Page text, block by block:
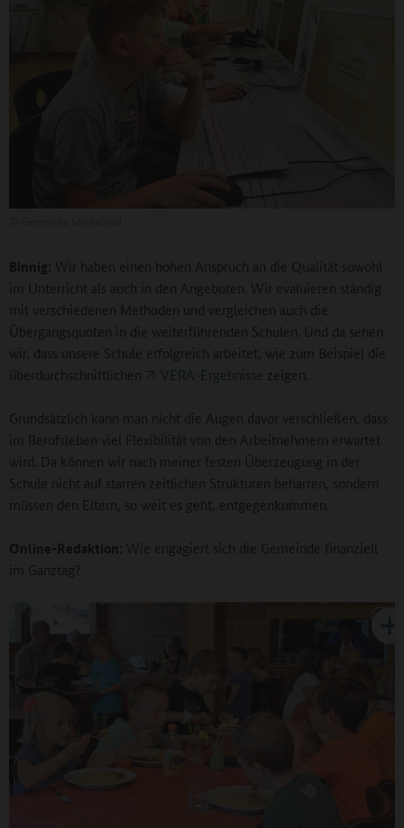
Binnig: Wir haben einen hohen Anspruch an die Qualität sowohl
im Unterricht als auch in den Angeboten. Wir evaluieren ständig
mit verschiedenen Methoden und vergleichen auch die
Übergangsquoten in die weiterführenden Schulen. Und da sehen
wir, dass unsere Schule erfolgreich arbeitet, wie zum Beispiel die
überdurchschnittlichen
VERA-Ergebnisse zeigen.
Grundsätzlich kann man nicht die Augen davor verschließen, dass
im Berufsleben viel Flexibilität von den Arbeitnehmern erwartet
wird. Da können wir nach meiner festen Überzeugung in der
Schule nicht auf starren zeitlichen Strukturen beharren, sondern
müssen den Eltern, so weit es geht, entgegenkommen.
Online-Redaktion: Wie engagiert sich die Gemeinde finanziell
im Ganztag?